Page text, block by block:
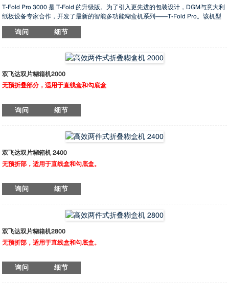
T-Fold Pro 3000 是 T-Fold 的升级版。为了引入更先进的包装设计，DGM与意大利
纸板设备专家合作，开发了最新的智能多功能糊盒机系列——T-Fold Pro。该机型
摒弃了传统的纸盒折叠和糊合技术，采用左右双拼接方式，节省了空间，降低了成
本，为重型瓦楞纸板箱的加工技术带来了显著优化。
保等优点，随着包装技术的快速创新，瓦楞纸箱的应用日益多样化。T-Fold Pro提
升了传统糊盒机的功能，降低了人工成本，为纸箱创造了意想不到的价值，并增强
了竞争力。
询问 细节
双飞达双片糊箱机2000
无预折叠部分，适用于直线盒和勾底盒
G-FOLD 2000 AC 是一款双片式拼接糊盒机，适用于大型瓦楞纸箱。该机易于调
节，操作友好。它可以处理一片或两片纸箱。配备独立电机驱动的给纸部，能够同
两侧），两个上电子糊涂系统，其中一个为热熔胶涂布系统，配备一把喷胶枪，另
一个为冷胶涂布系统，配备三把喷胶枪。
询问 细节
双飞达双片糊箱机 2400
无预折部，适用于直线盒和勾底盒。
G-FOLD 2400 AC 是一款双片粘箱机，适用于大型瓦楞纸箱。该设备操作简便、设
置快捷，可处理单片或双片纸箱。配备独立驱动的给纸装置，可同时送入两片纸
个上方电子涂胶系统：一个用于热熔胶喷枪，一个用于冷胶，共三支喷枪。
询问 细节
双飞达双片糊箱机2800
无预折部，适用于直线盒和勾底盒。
G-FOLD 2800 AC 是一款双片式拼接糊盒机，适用于大型瓦楞纸箱。该设备设定简
便，操作友好，可加工单片或双片纸箱。配备独立电机驱动的送纸系统，可同时送
询问 细节